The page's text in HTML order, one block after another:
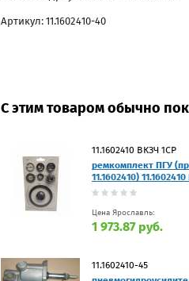
Артикул: 11.1602410-40
С этим товаром обычно
11.1602410 ВКЗЧ 1СР
ремкомплект ПГУ
11.1602410)
Цена Ярославль:
1 973.87 руб.
11.1602410-45